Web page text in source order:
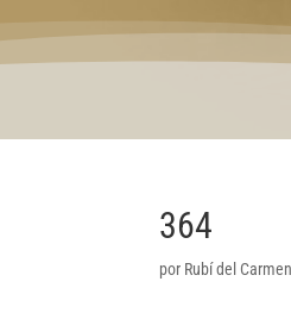
364
por Rubí del